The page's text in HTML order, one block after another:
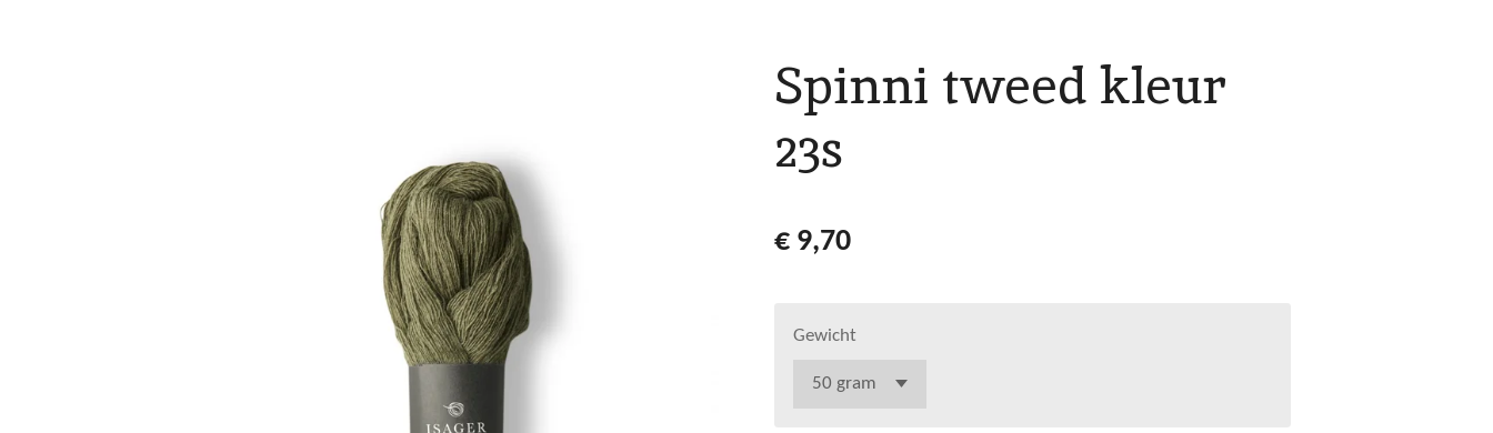
Spinni tweed kleur
23s
€ 9,70
Gewicht